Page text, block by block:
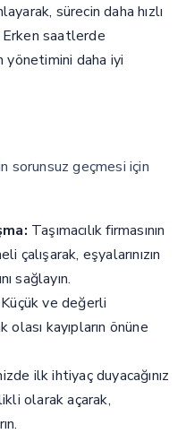
sürecin daha hızlı
Erken saatlerde
yönetimini daha iyi
sorunsuz geçmesi için
Taşımacılık firmasının
eşyalarınızın
sağlayın.
Küçük ve değerli
olası kayıpların önüne
ilk ihtiyaç duyacağınız
olarak açarak,